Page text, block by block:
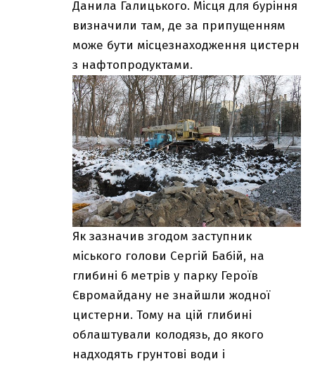
Данила Галицького. Місця для буріння
визначили там, де за припущенням
може бути місцезнаходження цистерн
з нафтопродуктами.
Як зазначив згодом заступник
міського голови Сергій Бабій, на
глибині 6 метрів у парку Героїв
Євромайдану не знайшли жодної
цистерни. Тому на цій глибині
облаштували колодязь, до якого
надходять грунтові води і